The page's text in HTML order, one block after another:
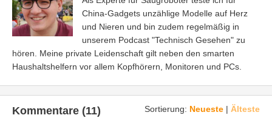
China-Gadgets unzählige Modelle auf Herz
und Nieren und bin zudem regelmäßig in
unserem Podcast "Technisch Gesehen" zu
hören. Meine private Leidenschaft gilt neben den smarten
Haushaltshelfern vor allem Kopfhörern, Monitoren und PCs.
Sortierung: Neueste | Älteste
Kommentare (11)